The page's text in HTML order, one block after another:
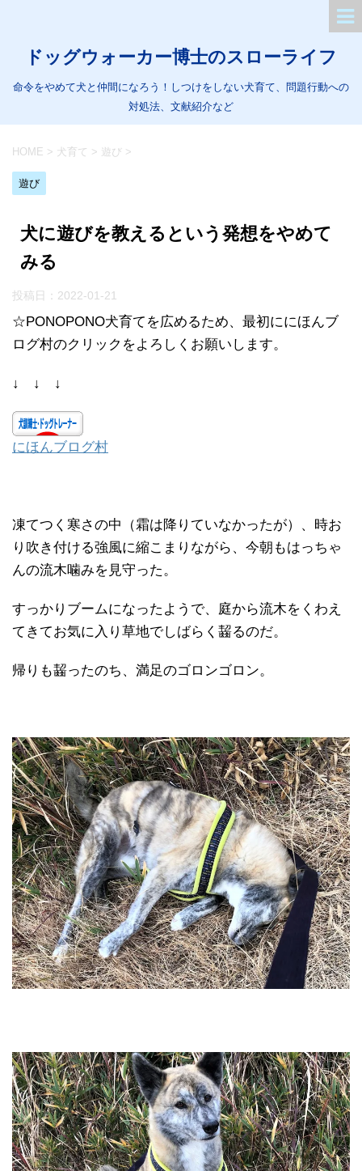
ドッグウォーカー博士のスローライフ
命令をやめて犬と仲間になろう！しつけをしない犬育て、問題行動への
対処法、文献紹介など
HOME > 犬育て > 遊び >
遊び
犬に遊びを教えるという発想をやめて
みる
投稿日： 2022-01-21
☆PONOPONO犬育てを広めるため、最初ににほんブ
ログ村のクリックをよろしくお願いします。
↓ ↓ ↓
にほんブログ村
凍てつく寒さの中（霜は降りていなかったが）、時お
り吹き付ける強風に縮こまりながら、今朝もはっちゃ
んの流木噛みを見守った。
すっかりブームになったようで、庭から流木をくわえ
てきてお気に入り草地でしばらく齧るのだ。
帰りも齧ったのち、満足のゴロンゴロン。